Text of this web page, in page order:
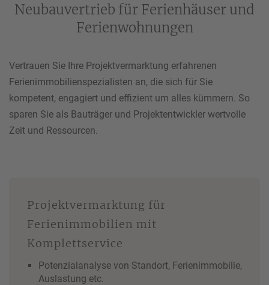
Neubauvertrieb für Ferienhäuser und
Ferienwohnungen
Vertrauen Sie Ihre Projektvermarktung erfahrenen
Ferienimmobilienspezialisten an, die sich für Sie
kompetent, engagiert und effizient um alles kümmern. So
sparen Sie als Bauträger und Projektentwickler wertvolle
Zeit und Ressourcen.
Projektvermarktung für
Ferienimmobilien mit
Komplettservice
Potenzialanalyse von Standort, Ferienimmobilie,
Auslastung etc.